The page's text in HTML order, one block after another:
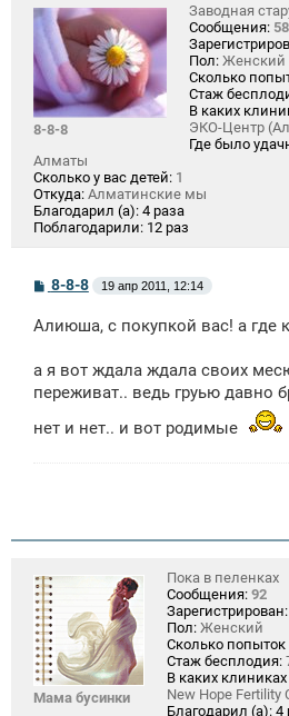
8-8-8
Заводная
Сообщения:
Пол: Женский
Сколько
Стаж
В каких
ЭКО-Центр
Где было
Алматы
Сколько у вас детей: 1
Откуда: Алматинские мы
Благодарил (а): 4 раза
Поблагодарили: 12 раз
С
о
б
н
и
8-8-8 19 апр 2011, 12:14
Алиюша, с покупкой вас! а где
а я вот ждала ждала своих
переживат.. ведь груью давно
нет и нет.. и вот родимые
Мама бусинки
Пока в пеленках
Сообщения: 92
Зарегистрирован:
Пол: Женский
Сколько
Стаж бесплодия:
В каких
New Hope Fertility
Благодарил (а): 4